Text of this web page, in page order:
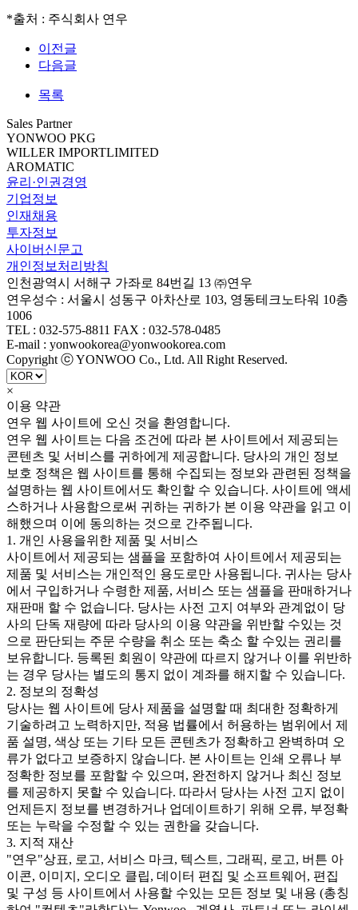
*출처 : 주식회사 연우
이전글
다음글
목록
Sales Partner
YONWOO PKG
WILLER IMPORTLIMITED
AROMATIC
윤리·인권경영
기업정보
인재채용
투자정보
사이버신문고
개인정보처리방침
인천광역시 서해구 가좌로 84번길 13 ㈜연우
연우성수 : 서울시 성동구 아차산로 103, 영동테크노타워 10층
1006
TEL : 032-575-8811 FAX : 032-578-0485
E-mail : yonwookorea@yonwookorea.com
Copyright ⓒ YONWOO Co., Ltd. All Right Reserved.
×
이용 약관
연우 웹 사이트에 오신 것을 환영합니다.
연우 웹 사이트는 다음 조건에 따라 본 사이트에서 제공되는
콘텐츠 및 서비스를 귀하에게 제공합니다. 당사의 개인 정보
보호 정책은 웹 사이트를 통해 수집되는 정보와 관련된 정책을
설명하는 웹 사이트에서도 확인할 수 있습니다. 사이트에 액세
스하거나 사용함으로써 귀하는 귀하가 본 이용 약관을 읽고 이
해했으며 이에 동의하는 것으로 간주됩니다.
1. 개인 사용을위한 제품 및 서비스
사이트에서 제공되는 샘플을 포함하여 사이트에서 제공되는
제품 및 서비스는 개인적인 용도로만 사용됩니다. 귀사는 당사
에서 구입하거나 수령한 제품, 서비스 또는 샘플을 판매하거나
재판매 할 수 없습니다. 당사는 사전 고지 여부와 관계없이 당
사의 단독 재량에 따라 당사의 이용 약관을 위반할 수있는 것
으로 판단되는 주문 수량을 취소 또는 축소 할 수있는 권리를
보유합니다. 등록된 회원이 약관에 따르지 않거나 이를 위반하
는 경우 당사는 별도의 통지 없이 계좌를 해지할 수 있습니다.
2. 정보의 정확성
당사는 웹 사이트에 당사 제품을 설명할 때 최대한 정확하게
기술하려고 노력하지만, 적용 법률에서 허용하는 범위에서 제
품 설명, 색상 또는 기타 모든 콘텐츠가 정확하고 완벽하며 오
류가 없다고 보증하지 않습니다. 본 사이트는 인쇄 오류나 부
정확한 정보를 포함할 수 있으며, 완전하지 않거나 최신 정보
를 제공하지 못할 수 있습니다. 따라서 당사는 사전 고지 없이
언제든지 정보를 변경하거나 업데이트하기 위해 오류, 부정확
또는 누락을 수정할 수 있는 권한을 갖습니다.
3. 지적 재산
"연우"상표, 로고, 서비스 마크, 텍스트, 그래픽, 로고, 버튼 아
이콘, 이미지, 오디오 클립, 데이터 편집 및 소프트웨어, 편집
및 구성 등 사이트에서 사용할 수있는 모든 정보 및 내용 (총칭